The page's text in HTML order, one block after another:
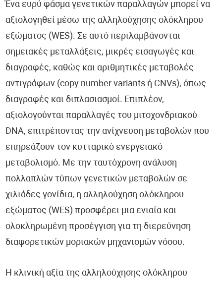
Ένα ευρύ φάσμα γενετικών παραλλαγών μπορεί να
αξιολογηθεί μέσω της αλληλούχησης ολόκληρου
εξώματος (WES). Σε αυτό περιλαμβάνονται
σημειακές μεταλλάξεις, μικρές εισαγωγές και
διαγραφές, καθώς και αριθμητικές μεταβολές
αντιγράφων (copy number variants ή CNVs), όπως
διαγραφές και διπλασιασμοί. Επιπλέον,
αξιολογούνται παραλλαγές του μιτοχονδριακού
DNA, επιτρέποντας την ανίχνευση μεταβολών που
επηρεάζουν τον κυτταρικό ενεργειακό
μεταβολισμό. Με την ταυτόχρονη ανάλυση
πολλαπλών τύπων γενετικών μεταβολών σε
χιλιάδες γονίδια, η αλληλούχηση ολόκληρου
εξώματος (WES) προσφέρει μια ενιαία και
ολοκληρωμένη προσέγγιση για τη διερεύνηση
διαφορετικών μοριακών μηχανισμών νόσου.
Η κλινική αξία της αλληλούχησης ολόκληρου